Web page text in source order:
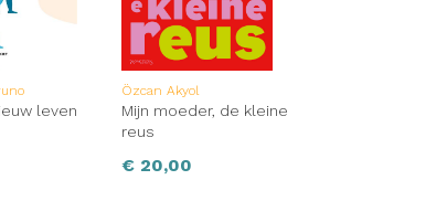
leven
Özcan Akyol
Mijn moeder, de kleine
reus
€20,00